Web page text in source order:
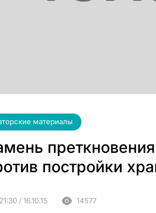
материалы
постройки
21:30 / 16.10.15 14577